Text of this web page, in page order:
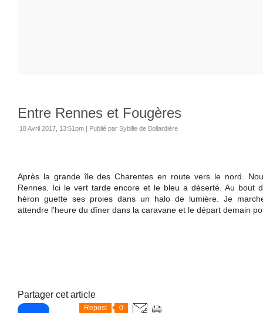
Entre Rennes et Fougères
18 Avril 2017, 13:51pm | Publié par Sybille de Bollardière
Après la grande île des Charentes en route vers le nord.
Rennes. Ici le vert tarde encore et le bleu a déserté. Au bout
héron guette ses proies dans un halo de lumière. Je
attendre l'heure du dîner dans la caravane et le départ demain
Partager cet article
Repost 0